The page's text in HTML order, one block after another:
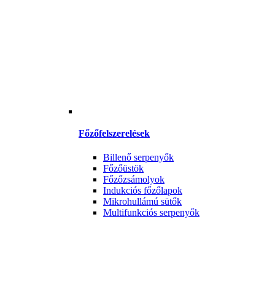
Főzőfelszerelések
Billenő serpenyők
Főzőüstök
Főzőzsámolyok
Indukciós főzőlapok
Mikrohullámú sütők
Multifunkciós serpenyők